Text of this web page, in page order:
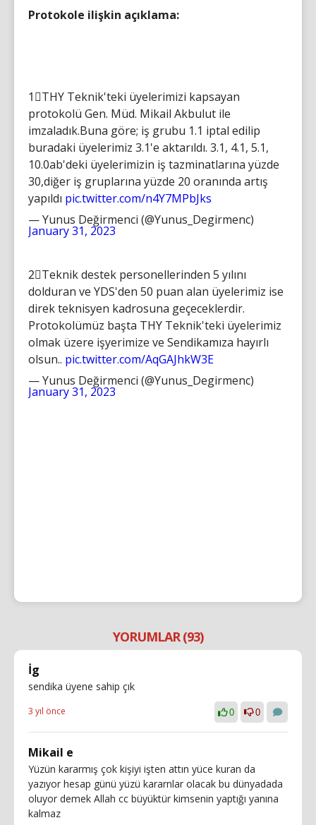
Protokole ilişkin açıklama:
1⃣THY Teknik'teki üyelerimizi kapsayan
protokolü Gen. Müd. Mikail Akbulut ile
imzaladık.Buna göre; iş grubu 1.1 iptal edilip
buradaki üyelerimiz 3.1'e aktarıldı. 3.1, 4.1, 5.1,
10.0ab'deki üyelerimizin iş tazminatlarına yüzde
30,diğer iş gruplarına yüzde 20 oranında artış
yapıldı pic.twitter.com/n4Y7MPbJks
— Yunus Değirmenci (@Yunus_Degirmenc)
January 31, 2023
2⃣Teknik destek personellerinden 5 yılını
dolduran ve YDS'den 50 puan alan üyelerimiz ise
direk teknisyen kadrosuna geçeceklerdir.
Protokolümüz başta THY Teknik'teki üyelerimiz
olmak üzere işyerimize ve Sendikamıza hayırlı
olsun.. pic.twitter.com/AqGAJhkW3E
— Yunus Değirmenci (@Yunus_Degirmenc)
January 31, 2023
YORUMLAR (93)
İg
sendika üyene sahip çık
3 yıl önce 0 0
Mikail e
Yüzün kararmış çok kişiyi işten attın yüce kuran da
yazıyor hesap günü yüzü kararnlar olacak bu dünyadada
oluyor demek Allah cc büyüktür kimsenin yaptığı yanına
kalmaz